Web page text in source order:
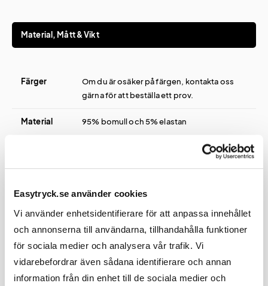
Easytryck.se använder cookies
Vi använder enhetsidentifierare för att anpassa innehållet
och annonserna till användarna, tillhandahålla funktioner
för sociala medier och analysera vår trafik. Vi
vidarebefordrar även sådana identifierare och annan
information från din enhet till de sociala medier och
Material, Mått & Vikt
Färger
Om du är osäker på färgen, kontakta oss
gärna för att beställa ett prov.
Material 95% bomull och 5% elastan
Tryck